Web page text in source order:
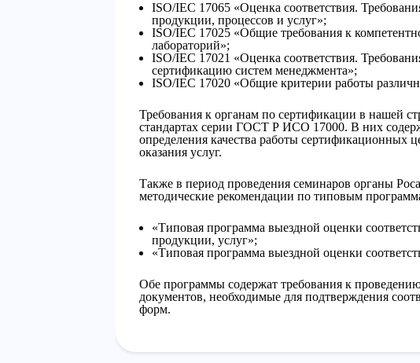
ISO/IEC 17065 «Оценка соответствия.
продукции, процессов и услуг»;
ISO/IEC 17025 «Общие требования к
лабораторий»;
ISO/IEC 17021 «Оценка соответствия.
сертификацию систем менеджмента»;
ISO/IEC 17020 «Общие критерии работы
Требования к органам по сертификации в нашей
стандартах серии ГОСТ Р ИСО 17000. В них
определения качества работы сертификационных
оказания услуг.
Также в период проведения семинаров органы
методические рекомендации по типовым
«Типовая программа выездной оценки
продукции, услуг»;
«Типовая программа выездной оценки
Обе программы содержат требования к
документов, необходимые для подтверждения
форм.